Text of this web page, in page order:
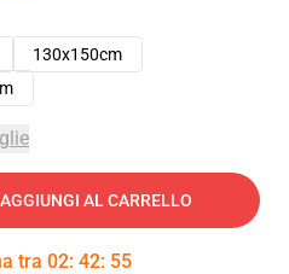
130x150cm
AGGIUNGI AL CARRELLO
tra 02: 42: 55